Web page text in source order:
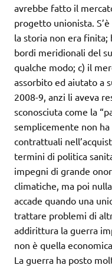
avrebbe fatto il
progetto unionista.
la storia non era finita;
bordi meridionali del
qualche modo; c) il
assorbito ed aiutato a
2008-9, anzi li aveva
sconosciuta come la
semplicemente non
contrattuali
termini di politica
impegni di grande
climatiche, ma poi
accade quando una
trattare problemi di
addirittura la guerra
non è quella
La guerra ha posto